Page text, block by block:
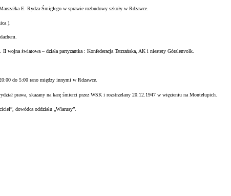
E. Rydza-Śmigłego w sprawie rozbudowy szkoły w Rdzawce.
).
II wojna światowa – działa partyzantka : Konfederacja Tatrzańska, AK i niestety Góralenvolk.
do 5:00 rano między innymi w Rdzawce.
prawa, skazany na karę śmierci przez WSK i rozstrzelany 20.12.1947 w więzieniu naMontelupich.
dowódca oddziału „Wiarusy”.